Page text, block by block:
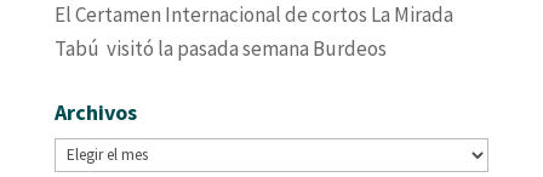
El Certamen Internacional de cortos La Mirada
Tabú visitó la pasada semana Burdeos
Archivos
Archivos